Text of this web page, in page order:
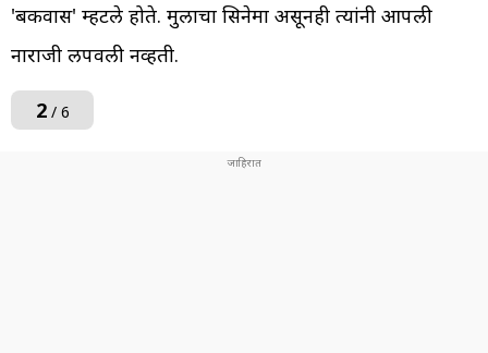
'बकवास' म्हटले होते. मुलाचा सिनेमा असूनही त्यांनी आपली
नाराजी लपवली नव्हती.
2/ 6